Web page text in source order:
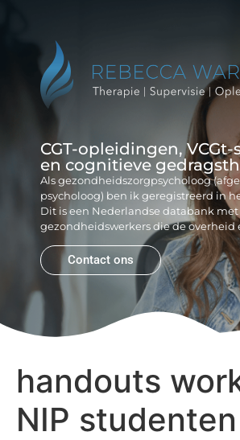
CGT-opleidingen,
en cognitieve
Als gezondheidszorgpsycholoog
psycholoog) ben ik geregistreerd in
Dit is een Nederlandse databank met
gezondheidswerkers die de overheid
Contact ons
handouts
NIP studenten